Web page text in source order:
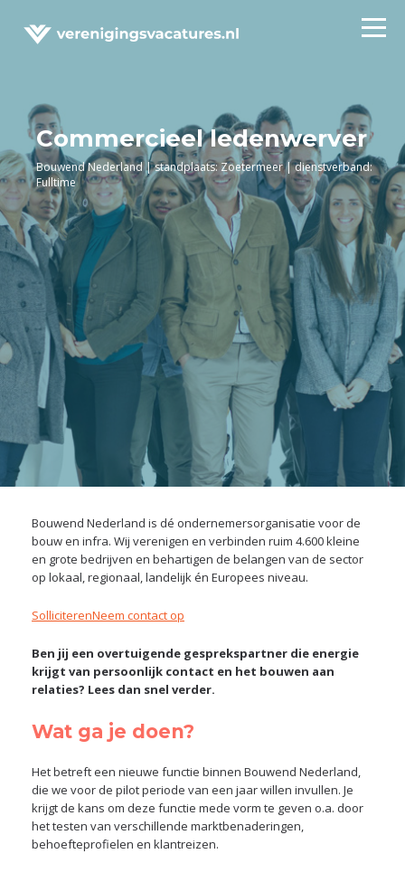
Commercieel ledenwerver
Bouwend Nederland | standplaats: Zoetermeer | dienstverband:
Fulltime
Bouwend Nederland is dé ondernemersorganisatie voor de
bouw en infra. Wij verenigen en verbinden ruim 4.600 kleine
en grote bedrijven en behartigen de belangen van de sector
op lokaal, regionaal, landelijk én Europees niveau.
SolliciterenNeem contact op
Ben jij een overtuigende gesprekspartner die energie
krijgt van persoonlijk contact en het bouwen aan
relaties? Lees dan snel verder.
Wat ga je doen?
Het betreft een nieuwe functie binnen Bouwend Nederland,
die we voor de pilot periode van een jaar willen invullen. Je
krijgt de kans om deze functie mede vorm te geven o.a. door
het testen van verschillende marktbenaderingen,
behoefteprofielen en klantreizen.